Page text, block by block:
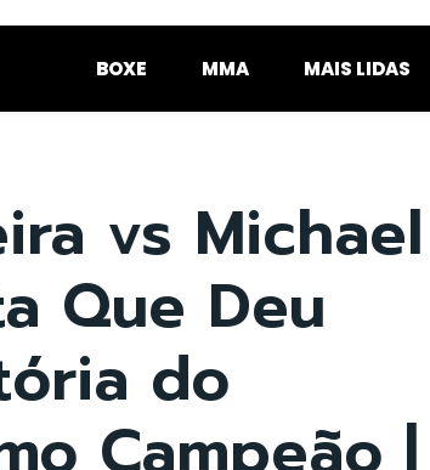
BOXE MMA MAIS LIDAS
vs Michael
Que Deu
do